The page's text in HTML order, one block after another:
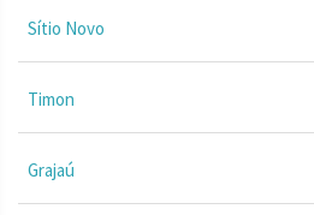
Sítio Novo
Timon
Grajaú